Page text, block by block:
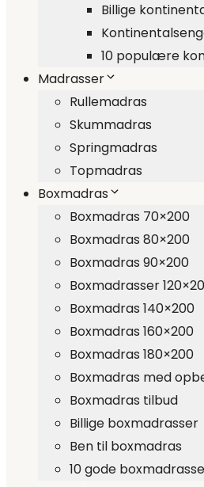
Billige
10 populære
Madrasser
Rullemadras
Skummadras
Springmadras
Topmadras
Boxmadras
Boxmadras 70×200
Boxmadras 80×200
Boxmadras 90×200
Boxmadrasser
Boxmadras 140×200
Boxmadras 160×200
Boxmadras 180×200
Boxmadras med
Boxmadras tilbud
Billige boxmadrasser
Ben til boxmadras
10 gode